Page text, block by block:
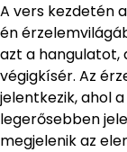
A vers kezdetén
én
azt a hangulatot,
végigkísér. Az
jelentkezik, ahol
legerősebben
megjelenik az